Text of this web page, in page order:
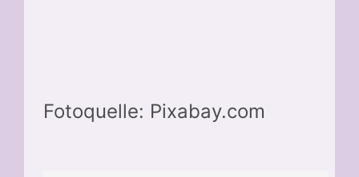
Fotoquelle: Pixabay.com